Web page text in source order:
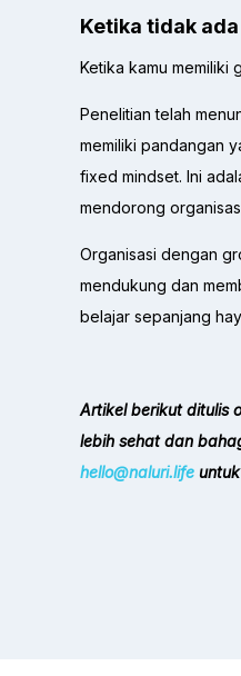
Ketika tidak
Ketika kamu memiliki
Penelitian telah
memiliki pandangan
fixed mindset. Ini
mendorong
Organisasi dengan
mendukung dan
belajar sepanjang
Artikel berikut ditulis
lebih sehat dan
hello@naluri.life